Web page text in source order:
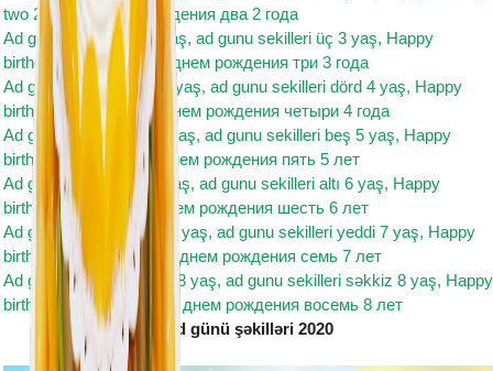
two 2 year, с днем рождения два 2 года
Ad günü şəkilləri üç 3 yaş, ad gunu sekilleri üç 3 yaş, Happy
birthday three 3 year, с днем рождения три 3 года
Ad günü şəkilləri dörd 4 yaş, ad gunu sekilleri dörd 4 yaş, Happy
birthday four 4 year, с днем рождения четыри 4 года
Ad günü şəkilləri beş 5 yaş, ad gunu sekilleri beş 5 yaş, Happy
birthday five 5 year, с днем рождения пять 5 лет
Ad günü şəkilləri altı 6 yaş, ad gunu sekilleri altı 6 yaş, Happy
birthday six 6 year, с днем рождения шесть 6 лет
Ad günü şəkilləri yeddi 7 yaş, ad gunu sekilleri yeddi 7 yaş, Happy
birthday seven 7 year, с днем рождения семь 7 лет
Ad günü şəkilləri səkkiz 8 yaş, ad gunu sekilleri səkkiz 8 yaş, Happy
birthday eight 8th year, с днем рождения восемь 8 лет
Ad günü şəkilləri 2020